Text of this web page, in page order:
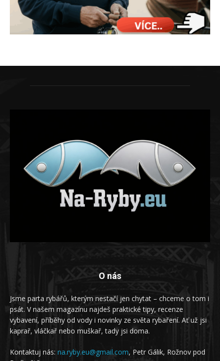
O nás
Jsme parta rybářů, kterým nestačí jen chytat – chceme o tom i
psát. V našem magazínu najdeš praktické tipy, recenze
vybavení, příběhy od vody i novinky ze světa rybaření. Ať už jsi
kaprař, vláčkař nebo muškař, tady jsi doma.
Kontaktuj nás: na.ryby.eu@gmail.com, Petr Gálik, Rožnov pod